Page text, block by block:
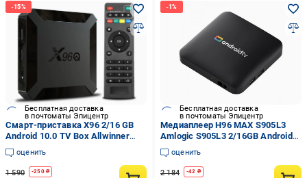
Бесплатная доставка
в почтоматы Эпицентр
Смарт-приставка X96 2/16 GB
Android 10.0 TV Box Allwinner
H313
оценить
1 590 -250₴
Бесплатная доставка
в почтоматы Эпицентр
Медиаплеер H96 MAX S905L3
Amlogic S905L3 2/16GB Android
14 LAN 100M WiFi
оценить
2 184 -42 ₴